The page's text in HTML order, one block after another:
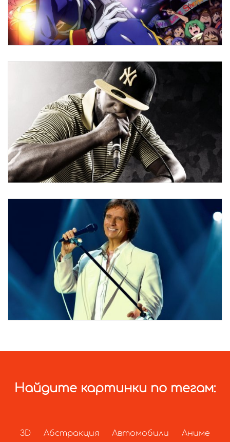
Найдите картинки по тегам:
3D Абстракция Автомобили
Аниме